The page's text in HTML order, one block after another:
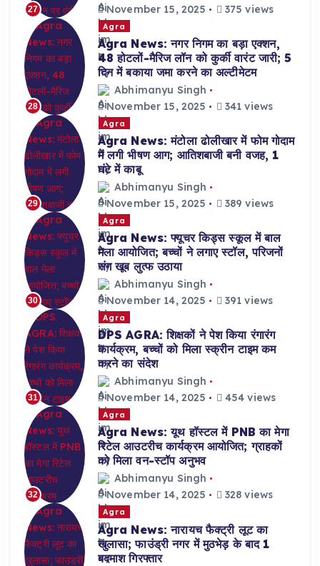
27
November 15, 2025
375 views
28
Agra
Agra News: नगर निगम का बड़ा एक्शन,
48 होटलों-मैरिज लॉन को कुर्की वारंट जारी; 5
दिन में बकाया जमा करने का अल्टीमेटम
Abhimanyu Singh
November 15, 2025
341 views
29
Agra
Agra News: मंटोला ढोलीखार में फोम गोदाम
में लगी भीषण आग; आतिशबाजी बनी वजह, 1
घंटे में काबू
Abhimanyu Singh
November 15, 2025
389 views
30
Agra
Agra News: फ्यूचर किड्स स्कूल में बाल
मेला आयोजित; बच्चों ने लगाए स्टॉल, परिजनों
संग खूब लुत्फ उठाया
Abhimanyu Singh
November 14, 2025
391 views
31
Agra
DPS AGRA: शिक्षकों ने पेश किया रंगारंग
कार्यक्रम, बच्चों को मिला स्क्रीन टाइम कम
करने का संदेश
Abhimanyu Singh
November 14, 2025
454 views
32
Agra
Agra News: यूथ हॉस्टल में PNB का मेगा
रिटेल आउटरीच कार्यक्रम आयोजित; ग्राहकों
को मिला वन-स्टॉप अनुभव
Abhimanyu Singh
November 14, 2025
328 views
Agra
Agra News: नारायच फैक्ट्री लूट का
खुलासा; फाउंड्री नगर में मुठभेड़ के बाद 1
बदमाश गिरफ्तार